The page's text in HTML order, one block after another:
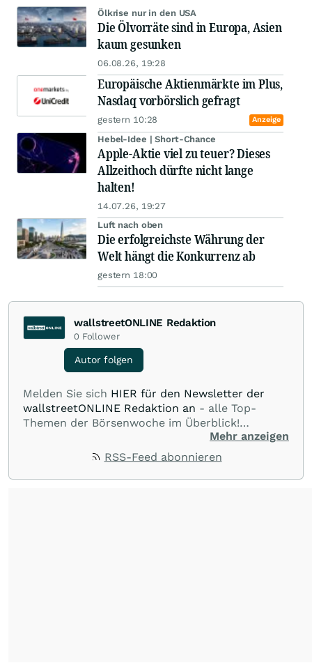
Ölkrise nur in den USA
Die Ölvorräte sind in Europa, Asien
kaum gesunken
06.08.26, 19:28
Europäische Aktienmärkte im Plus,
Nasdaq vorbörslich gefragt
gestern 10:28 Anzeige
Hebel-Idee | Short-Chance
Apple-Aktie viel zu teuer? Dieses
Allzeithoch dürfte nicht lange
halten!
14.07.26, 19:27
Luft nach oben
Die erfolgreichste Währung der
Welt hängt die Konkurrenz ab
gestern 18:00
wallstreetONLINE Redaktion
0 Follower
Autor folgen
Melden Sie sich HIER für den Newsletter der
wallstreetONLINE Redaktion an - alle Top-
Themen der Börsenwoche im Überblick!
Verpassen Sie kein wichtiges Anleger-Thema!Für
Beiträge auf diesem journalistischen Channel ist
die Chefredaktion der wallstreetONLINE
Redaktion verantwortlich. Die Fachjournalisten
Mehr anzeigen
RSS-Feed abonnieren